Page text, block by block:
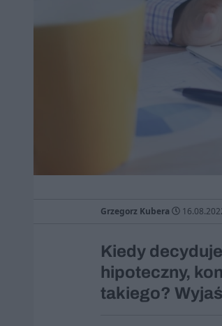
Grzegorz Kubera
Kiedy
hipoteczny,
takiego?